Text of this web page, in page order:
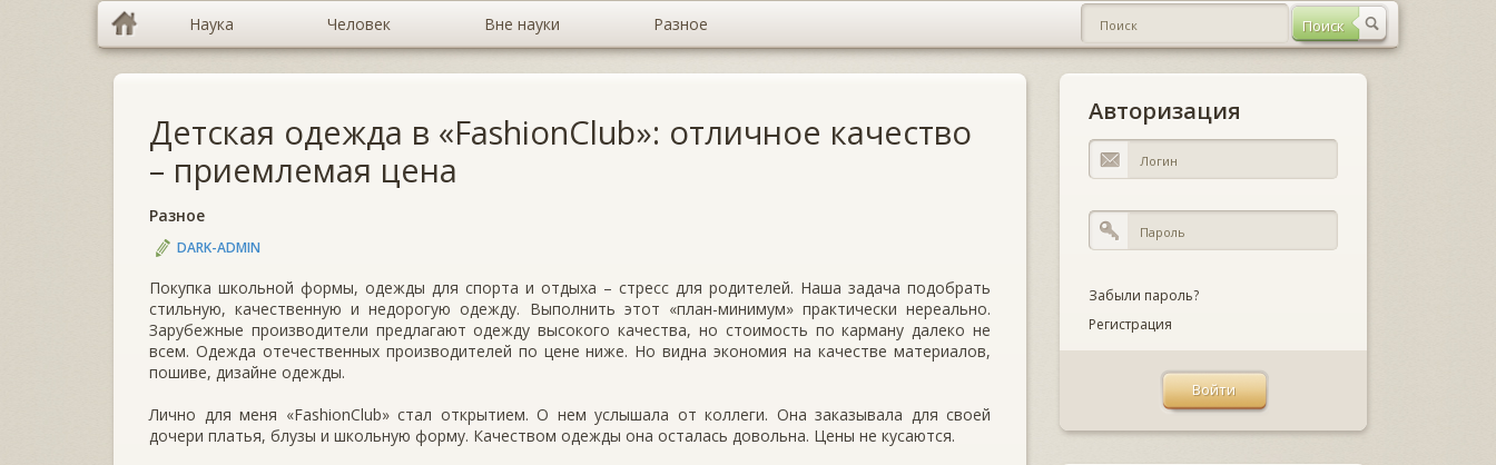
Наука Человек Вне науки Разное
Детская одежда в «FashionClub»: отличное качество
– приемлемая цена
Разное
DARK-ADMIN
Покупка школьной формы, одежды для спорта и отдыха – стресс для родителей. Наша задача подобрать
стильную, качественную и недорогую одежду. Выполнить этот «план-минимум» практически нереально.
Зарубежные производители предлагают одежду высокого качества, но стоимость по карману далеко не
всем. Одежда отечественных производителей по цене ниже. Но видна экономия на качестве материалов,
пошиве, дизайне одежды.
Лично для меня «FashionClub» стал открытием. О нем услышала от коллеги. Она заказывала для своей
дочери платья, блузы и школьную форму. Качеством одежды она осталась довольна. Цены не кусаются.
Авторизация
Забыли пароль?
Регистрация